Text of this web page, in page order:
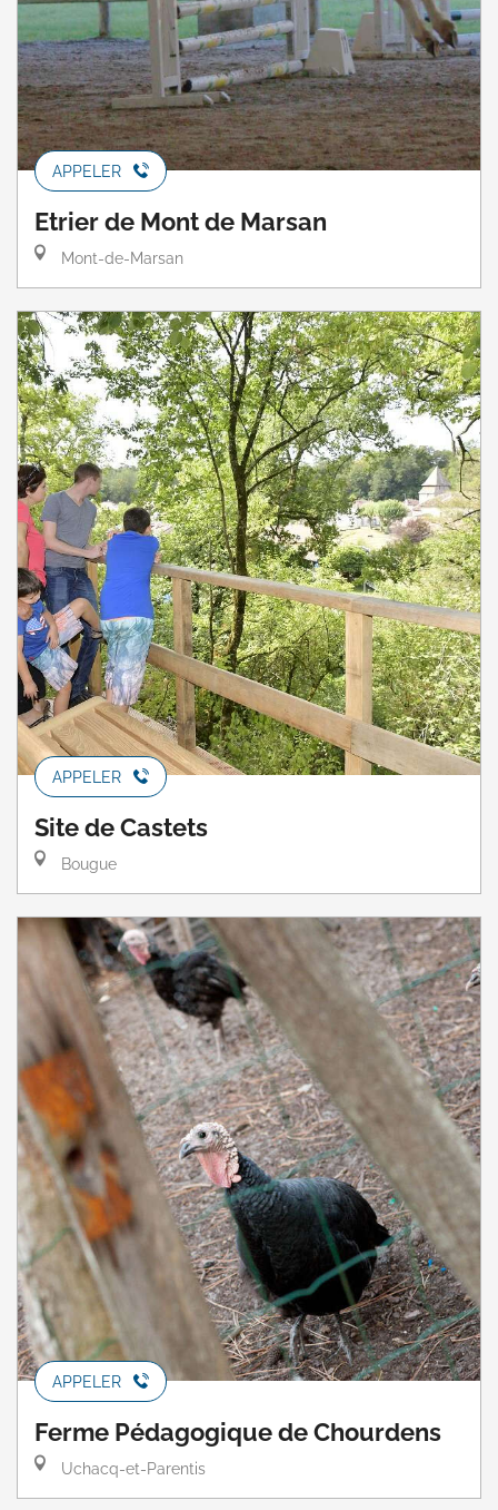
APPELER
Etrier de Mont de Marsan
Mont-de-Marsan
APPELER
Site de Castets
Bougue
APPELER
Ferme Pédagogique de Chourdens
Uchacq-et-Parentis